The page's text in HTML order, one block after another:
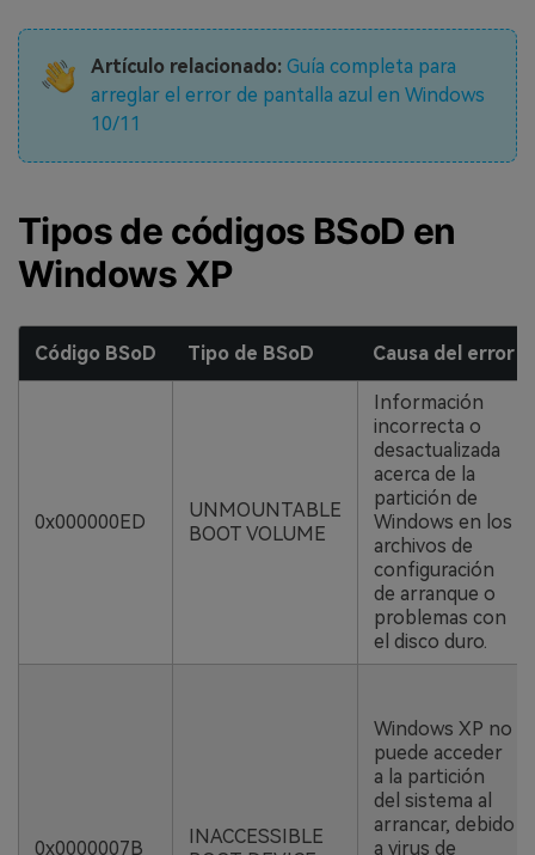
Artículo relacionado: Guía completa para
arreglar el error de pantalla azul en Windows
10/11
Tipos de códigos BSoD en
Windows XP
Código BSoD Tipo de BSoD Causa del error
0x000000ED
UNMOUNTABLE
BOOT VOLUME
Información
incorrecta o
desactualizada
acerca de la
partición de
Windows en los
archivos de
configuración
de arranque o
problemas con
el disco duro.
0x0000007B
INACCESSIBLE
Windows XP no
puede acceder
a la partición
del sistema al
arrancar, debido
a virus de